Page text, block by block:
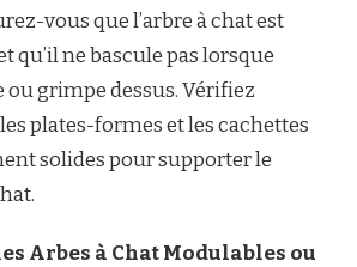
vous que l’arbre à chat est
qu’il ne bascule pas lorsque
ou grimpe dessus. Vérifiez
plates-formes et les cachettes
solides pour supporter le
Arbes à Chat Modulables ou